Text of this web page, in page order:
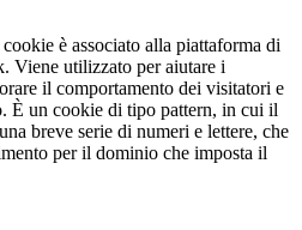
è associato alla piattaforma di
Viene utilizzato per aiutare i
il comportamento dei visitatori e
È un cookie di tipo pattern, in cui il
breve serie di numeri e lettere, che
per il dominio che imposta il